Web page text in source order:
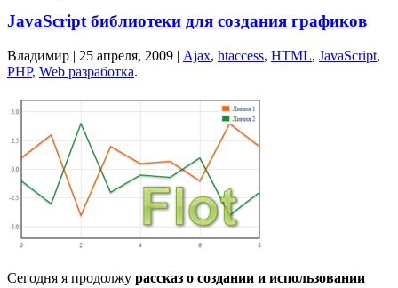
JavaScript библиотеки для создания графиков
Владимир | 25 апреля, 2009 | Ajax, htaccess, HTML, JavaScript,
PHP, Web разработка.
Сегодня я продолжу рассказ о создании и использовании